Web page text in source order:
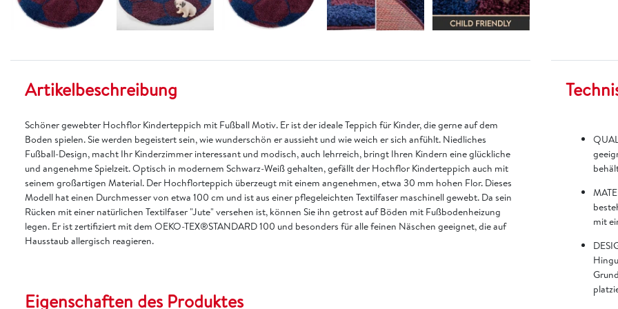
Artikelbeschreibung
Schöner gewebter Hochflor Kinderteppich mit Fußball Motiv. Er ist der ideale Teppich für Kinder, die gerne auf dem
Boden spielen. Sie werden begeistert sein, wie wunderschön er aussieht und wie weich er sich anfühlt. Niedliches
Fußball-Design, macht Ihr Kinderzimmer interessant und modisch, auch lehrreich, bringt Ihren Kindern eine glückliche
und angenehme Spielzeit. Optisch in modernem Schwarz-Weiß gehalten, gefällt der Hochflor Kinderteppich auch mit
seinem großartigen Material. Der Hochflorteppich überzeugt mit einem angenehmen, etwa 30 mm hohen Flor. Dieses
Modell hat einen Durchmesser von etwa 100 cm und ist aus einer pflegeleichten Textilfaser maschinell gewebt. Da sein
Rücken mit einer natürlichen Textilfaser "Jute" versehen ist, können Sie ihn getrost auf Böden mit Fußbodenheizung
legen. Er ist zertifiziert mit dem OEKO-TEX®STANDARD 100 und besonders für alle feinen Näschen geeignet, die auf
Hausstaub allergisch reagieren.
Eigenschaften des Produktes
mit